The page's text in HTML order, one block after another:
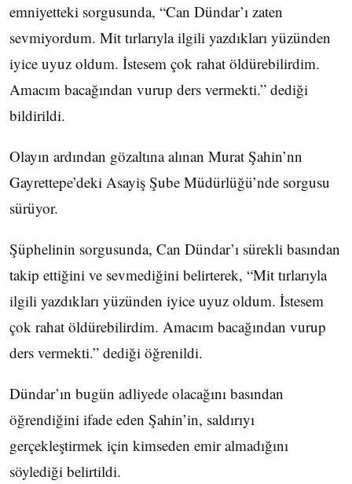
emniyetteki sorgusunda, “Can Dündar’ı zaten
sevmiyordum. Mit tırlarıyla ilgili yazdıkları yüzünden
iyice uyuz oldum. İstesem çok rahat öldürebilirdim.
Amacım bacağından vurup ders vermekti.” dediği
bildirildi.
Olayın ardından gözaltına alınan Murat Şahin’nn
Gayrettepe’deki Asayiş Şube Müdürlüğü’nde sorgusu
sürüyor.
Şüphelinin sorgusunda, Can Dündar’ı sürekli basından
takip ettiğini ve sevmediğini belirterek, “Mit tırlarıyla
ilgili yazdıkları yüzünden iyice uyuz oldum. İstesem
çok rahat öldürebilirdim. Amacım bacağından vurup
ders vermekti.” dediği öğrenildi.
Dündar’ın bugün adliyede olacağını basından
öğrendiğini ifade eden Şahin’in, saldırıyı
gerçekleştirmek için kimseden emir almadığını
söylediği belirtildi.